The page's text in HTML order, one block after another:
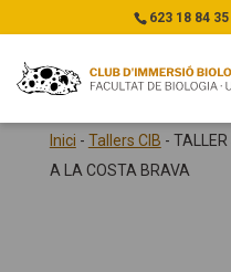
623 18 84 35
Inici - Tallers CIB - TALLER
A LA COSTA BRAVA